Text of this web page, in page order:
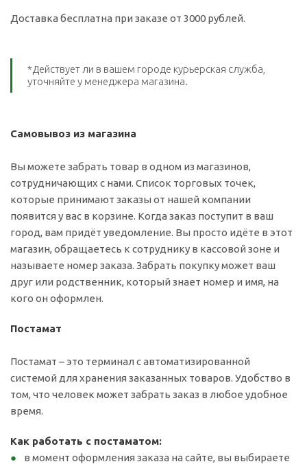
Доставка бесплатна при заказе от 3000 рублей.
*Действует ли в вашем городе курьерская служба,
уточняйте у менеджера магазина.
Самовывоз из магазина
Вы можете забрать товар в одном из магазинов,
сотрудничающих с нами. Список торговых точек,
которые принимают заказы от нашей компании
появится у вас в корзине. Когда заказ поступит в ваш
город, вам придёт уведомление. Вы просто идёте в этот
магазин, обращаетесь к сотруднику в кассовой зоне и
называете номер заказа. Забрать покупку может ваш
друг или родственник, который знает номер и имя, на
кого он оформлен.
Постамат
Постамат – это терминал с автоматизированной
системой для хранения заказанных товаров. Удобство в
том, что человек может забрать заказ в любое удобное
время.
Как работать с постаматом:
в момент оформления заказа на сайте, вы выбираете